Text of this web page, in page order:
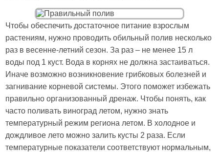
Чтобы обеспечить достаточное питание взрослым
растениям, нужно проводить обильный полив несколько
раз в весенне-летний сезон. За раз – не менее 15 л
воды под 1 куст. Вода в корнях не должна застаиваться.
Иначе возможно возникновение грибковых болезней и
загнивание корневой системы. Этого поможет избежать
правильно организованный дренаж. Чтобы понять, как
часто поливать виноград летом, нужно знать
температурный режим региона летом. В холодное и
дождливое лето можно залить кусты 2 раза. Если
температурные показатели соответствуют нормальным,